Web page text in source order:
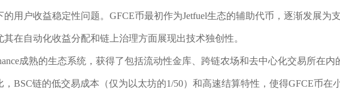
用户收益稳定性问题。GFCE币最初作为Jetfuel生态的辅助代币，逐渐发展为
在自动化收益分配和链上治理方面展现出技术独创性。
成熟的生态系统，获得了包括流动性金库、跨链农场和去中心化交易所在内
BSC链的低交易成本（仅为以太坊的1/50）和高速结算特性，使得GFCE币在